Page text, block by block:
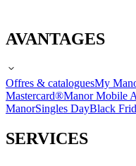
AVANTAGES
Offres & cataloguesMy
Mastercard®Manor Mobile
ManorSingles DayBlack
SERVICES